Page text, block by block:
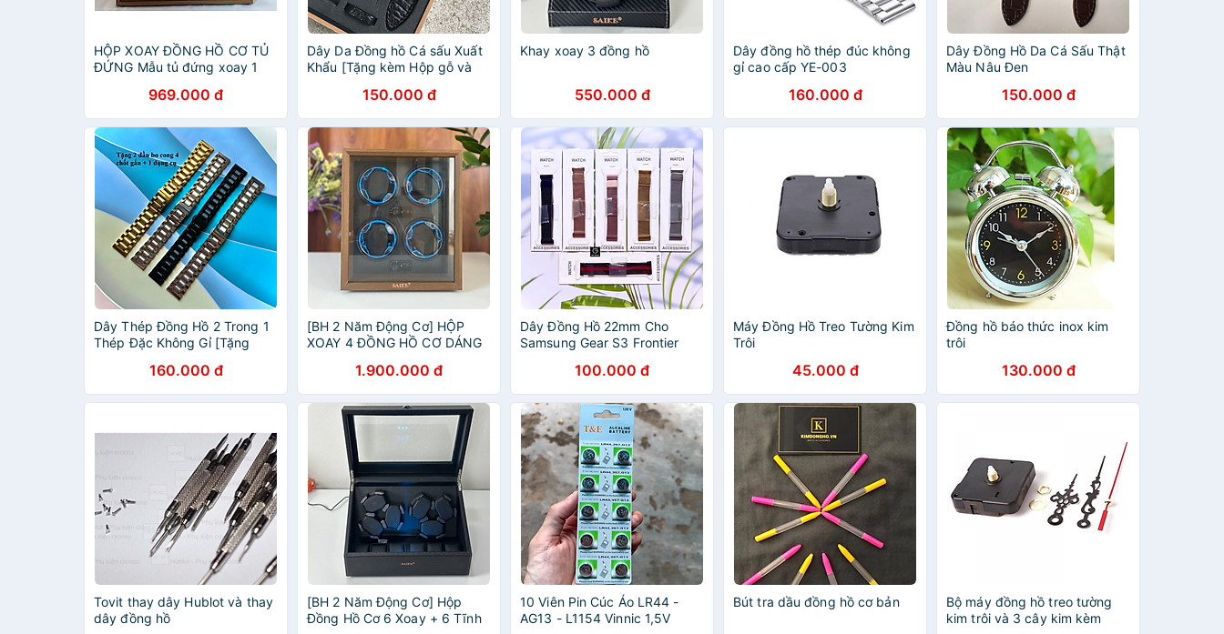
HỘP XOAY ĐỒNG HỒ CƠ TỦ
ĐỨNG Mẫu tủ đứng xoay 1
969.000 đ
Dây Da Đồng hồ Cá sấu Xuất
Khẩu [Tặng kèm Hộp gỗ và
150.000 đ
Khay xoay 3 đồng hồ
550.000 đ
Dây đồng hồ thép đúc không
gỉ cao cấp YE-003
160.000 đ
Dây Đồng Hồ Da Cá Sấu Thật
Màu Nâu Đen
150.000 đ
Dây Thép Đồng Hồ 2 Trong 1
Thép Đặc Không Gỉ [Tặng
160.000 đ
[BH 2 Năm Động Cơ] HỘP
XOAY 4 ĐỒNG HỒ CƠ DÁNG
1.900.000 đ
Dây Đồng Hồ 22mm Cho
Samsung Gear S3 Frontier
Huawei Watch 46mm
100.000 đ
Máy Đồng Hồ Treo Tường Kim
Trôi
45.000 đ
Đồng hồ báo thức inox kim
trôi
130.000 đ
Tovit thay dây Hublot và thay
dây đồng hồ
[BH 2 Năm Động Cơ] Hộp
Đồng Hồ Cơ 6 Xoay + 6 Tĩnh
10 Viên Pin Cúc Áo LR44 -
AG13 - L1154 Vinnic 1,5V
Bút tra dầu đồng hồ cơ bản
Bộ máy đồng hồ treo tường
kim trôi và 3 cây kim kèm